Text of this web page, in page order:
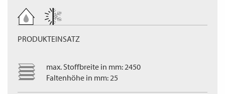
PRODUKTEINSATZ
max. Stoffbreite in mm: 2450
Faltenhöhe in mm: 25